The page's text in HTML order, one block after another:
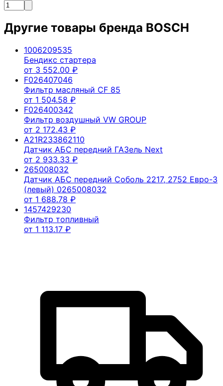
Другие товары бренда BOSCH
1006209535
Бендикс стартера
от 3 552.00 ₽
F026407046
Фильтр масляный CF 85
от 1 504.58 ₽
F026400342
Фильтр воздушный VW GROUP
от 2 172.43 ₽
A21R233862110
Датчик АБС передний ГАЗель Next
от 2 933.33 ₽
265008032
Датчик АБС передний Соболь 2217, 2752 Евро-3
(левый) 0265008032
от 1 688.78 ₽
1457429230
Фильтр топливный
от 1 113.17 ₽